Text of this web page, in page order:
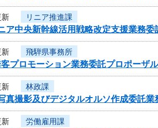
新 リニア推進課
ア中央新幹線活用戦略改定支援業務
新 飛騨県事務所
プロモーション業務委託プロポーザ
新 林政課
真撮影及びデジタルオルソ作成委託
新 労働雇用課